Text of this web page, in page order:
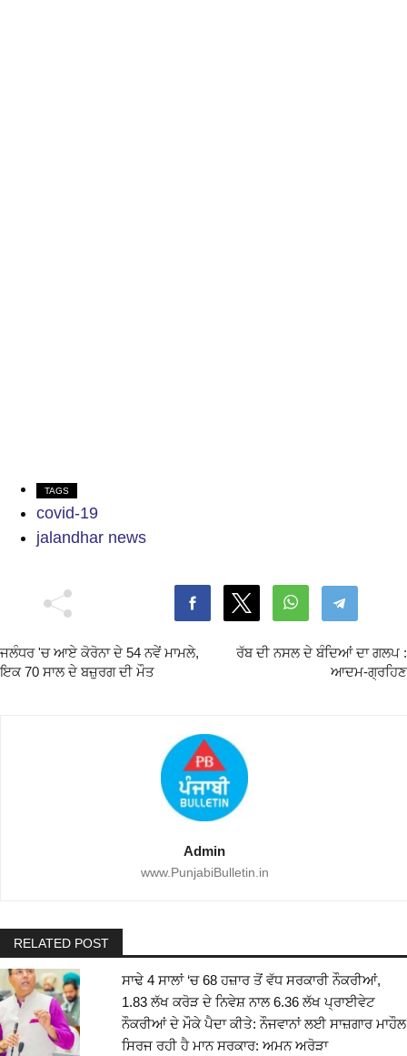
TAGS
covid-19
jalandhar news
ਜਲੰਧਰ 'ਚ ਆਏ ਕੋਰੋਨਾ ਦੇ 54 ਨਵੇਂ ਮਾਮਲੇ,
ਇਕ 70 ਸਾਲ ਦੇ ਬਜ਼ੁਰਗ ਦੀ ਮੌਤ
ਰੱਬ ਦੀ ਨਸਲ ਦੇ ਬੰਦਿਆਂ ਦਾ ਗਲਪ :
ਆਦਮ-ਗ੍ਰਹਿਣ
Admin
www.PunjabiBulletin.in
RELATED POST
ਸਾਢੇ 4 ਸਾਲਾਂ ‘ਚ 68 ਹਜ਼ਾਰ ਤੋਂ ਵੱਧ ਸਰਕਾਰੀ ਨੌਕਰੀਆਂ,
1.83 ਲੱਖ ਕਰੋੜ ਦੇ ਨਿਵੇਸ਼ ਨਾਲ 6.36 ਲੱਖ ਪ੍ਰਾਈਵੇਟ
ਨੌਕਰੀਆਂ ਦੇ ਮੌਕੇ ਪੈਦਾ ਕੀਤੇ: ਨੌਜਵਾਨਾਂ ਲਈ ਸਾਜ਼ਗਾਰ ਮਾਹੌਲ
ਸਿਰਜ ਰਹੀ ਹੈ ਮਾਨ ਸਰਕਾਰ: ਅਮਨ ਅਰੋੜਾ